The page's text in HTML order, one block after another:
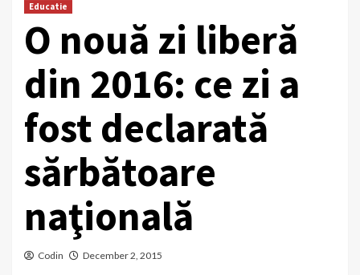
Educatie
O nouă zi liberă
din 2016: ce zi a
fost declarată
sărbătoare
naţională
Codin December 2, 2015